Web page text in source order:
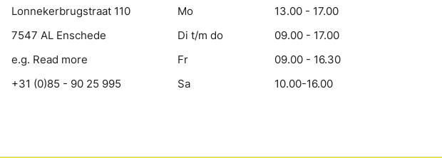
Lonnekerbrugstraat 110
7547 AL Enschede
e.g. Read more
+31 (0)85 - 90 25 995
Mo
13.00 - 17.00
Di t/m do
09.00 - 17.00
Fr
09.00 - 16.30
Sa
10.00-16.00